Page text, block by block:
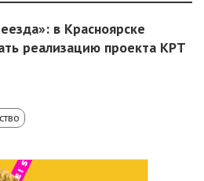
в Красноярске
реализацию проекта КРТ